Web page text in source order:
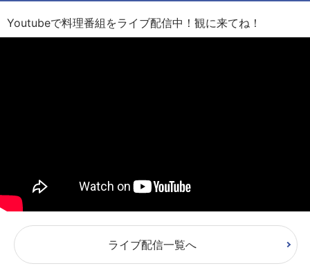
Youtubeで料理番組をライブ配信中！観に来てね！
ライブ配信一覧へ